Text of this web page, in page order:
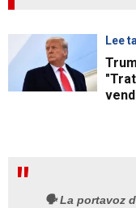
Lee
🗣️ La portavoz